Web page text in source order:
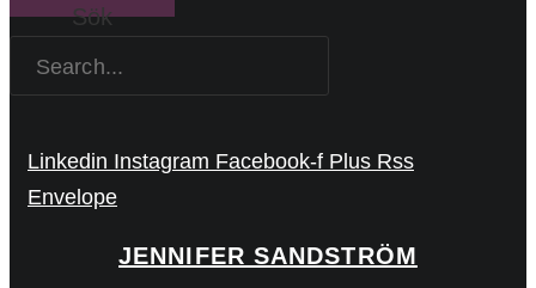
Sök
Linkedin Instagram Facebook-f Plus Rss
Envelope
JENNIFER SANDSTRÖM